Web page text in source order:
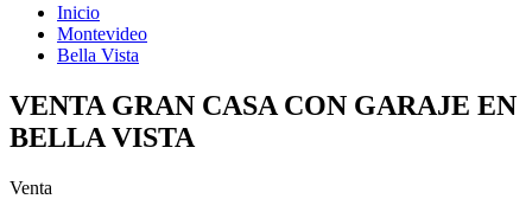
Inicio
Montevideo
Bella Vista
VENTA GRAN CASA CON GARAJE EN
BELLA VISTA
Venta